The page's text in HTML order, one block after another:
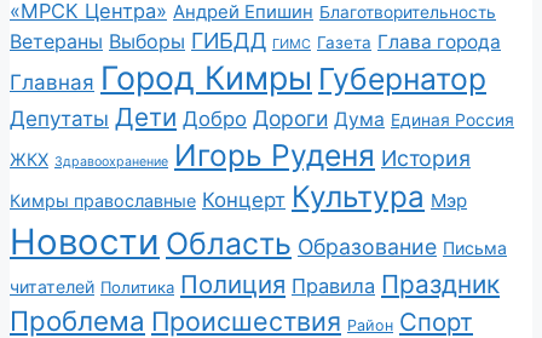
«МРСК Центра» Андрей Епишин Благотворительность
Ветераны Выборы ГИБДД ГИМС Газета Глава города
Главная Город Кимры Губернатор
Депутаты Дети Добро Дороги Дума Единая Россия
ЖКХ Здравоохранение Игорь Руденя История
Кимры православные Концерт Культура Мэр
Новости Область Образование Письма
читателей Политика Полиция Правила Праздник
Проблема Происшествия Район Спорт